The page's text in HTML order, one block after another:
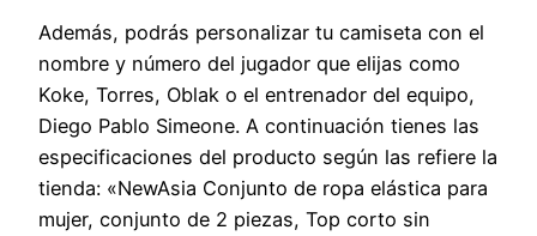
Además, podrás personalizar tu camiseta con el
nombre y número del jugador que elijas como
Koke, Torres, Oblak o el entrenador del equipo,
Diego Pablo Simeone. A continuación tienes las
especificaciones del producto según las refiere la
tienda: «NewAsia Conjunto de ropa elástica para
mujer, conjunto de 2 piezas, Top corto sin